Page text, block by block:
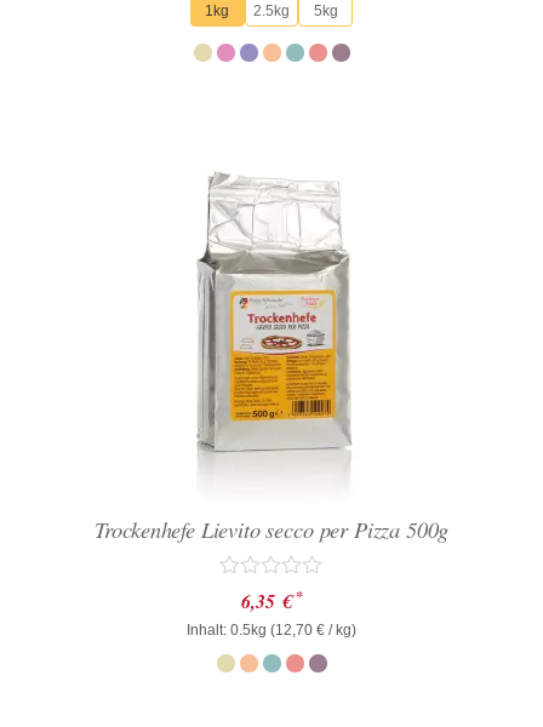
5
1kg 2.5kg 5kg
Trockenhefe Lievito secco per Pizza 500g
Bewertet
mit
0
von
5
6,35 € *
Inhalt: 0.5kg (12,70 € / kg)